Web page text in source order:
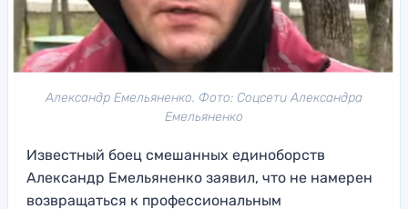
Александр Емельяненко. Фото: Соцсети Александра
Емельяненко
Известный боец смешанных единоборств
Александр Емельяненко заявил, что не намерен
возвращаться к профессиональным